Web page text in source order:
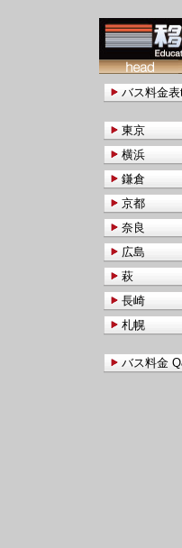
バス料金
東京
横浜
鎌倉
京都
奈良
広島
萩
長崎
札幌
バス料金